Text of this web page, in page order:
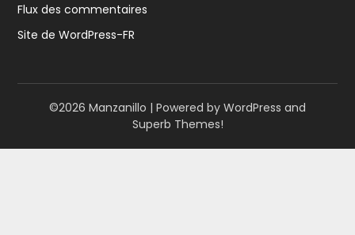
Flux des commentaires
Site de WordPress-FR
©2026 Manzanillo | Powered by WordPress and
Superb Themes!